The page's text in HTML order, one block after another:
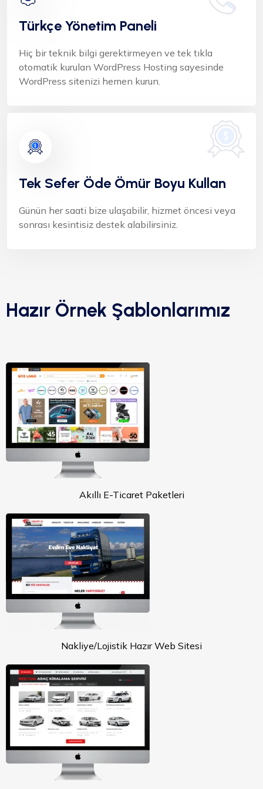
Türkçe Yönetim Paneli
Hiç bir teknik bilgi gerektirmeyen ve tek tıkla
otomatik kurulan WordPress Hosting sayesinde
WordPress sitenizi hemen kurun.
Tek Sefer Öde Ömür Boyu Kullan
Günün her saati bize ulaşabilir, hizmet öncesi veya
sonrası kesintisiz destek alabilirsiniz.
Hazır Örnek Şablonlarımız
Akıllı E-Ticaret Paketleri
Nakliye/Lojistik Hazır Web Sitesi